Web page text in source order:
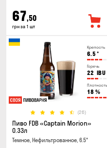
67,50
грн за 1 шт
Крепость
6.5 °
Горечь
22 IBU
Плотность
18 %
(26)
Пиво FDB «Captain Morion»
0.33л
Темное, Нефильтрованное, 6.5°